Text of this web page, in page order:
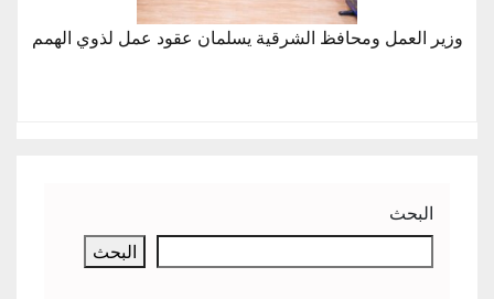
وزير العمل ومحافظ الشرقية يسلمان عقود عمل لذوي الهمم
البحث
البحث